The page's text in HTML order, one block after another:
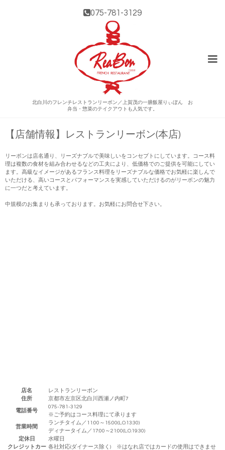
075-781-3129
北白川のフレンチレストランリーボン／上賀茂の一膳飯屋りぃぼん お
弁当・惣菜のテイクアウトも人気です。
【店舗情報】レストランリーボン(本店)
リーボンは店名通り、リーズナブルで美味しいをコンセプトにしています。コース料
理は複数の食材を組み合わせるなどの工夫により、低価格でのご提供を可能にしてい
ます。高級なイメージがあるフランス料理をリーズナブルな価格でお気軽に楽しんで
いただける、高いコースとパフォーマンスを実感していただけるのがリーボンの魅力
に一つだと考えています。
中規模のお集まりも承っております。お気軽にお問合せ下さい。
店名
レストランリーボン
住所
京都市左京区北白川西瀬ノ内町7
電話番号
075-781-3129
※ご予約はコース料理にて承ります
営業時間
ランチタイム／11:00～15:00(L.O.13:30)
ディナータイム／17:00～21:00(L.O.19:30)
定休日
水曜日
クレジットカー 各社対応(ダイナース除く) ※はなれ店ではカードの使用はできませ